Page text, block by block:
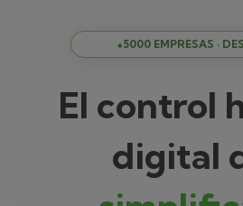
+5000 EMPRESAS ·
El control
digital